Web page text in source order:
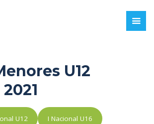
U12
2021
U12 I Nacional U16